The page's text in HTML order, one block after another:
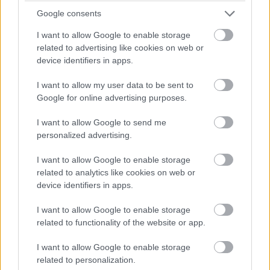
Google consents
I want to allow Google to enable storage
related to advertising like cookies on web or
device identifiers in apps.
I want to allow my user data to be sent to
Google for online advertising purposes.
I want to allow Google to send me
personalized advertising.
I want to allow Google to enable storage
related to analytics like cookies on web or
device identifiers in apps.
I want to allow Google to enable storage
related to functionality of the website or app.
I want to allow Google to enable storage
related to personalization.
Tyrese Gibson jövőre két filmben is fontos
szerepet kap: a Halálos Iramban nyolcadik
része mellett aláírt a Transformers: The Last
Knight-ra is.
A Transformers: A kihalás kora sok szempontból furcsán
hatott a nézők számára, hiszen egy kvázi rebootnak
szinte egy húsvér karakter sem tért vissza az előző
részekből. A Transformers filmuniverzum azonban
jövőre tovább bővül aThe Last Knight
ötödik felvonással, amire a készítők igyekeznek néhány
ismerős arcot visszacsábítani a Shia Labeouf által